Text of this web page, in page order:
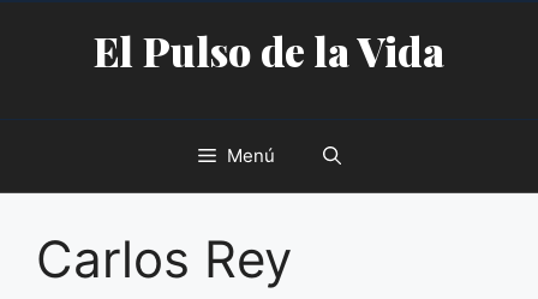
contenidoEl Pulso de la Vida
Menú
Carlos Rey